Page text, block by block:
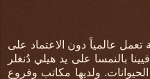
عالمياً دون الاعتماد على
1988 في فيينا بالنمسا على يد هيلي دُنغلر
. ولديها مكاتب وفروع